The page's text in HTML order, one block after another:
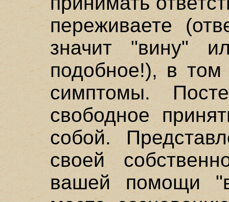
переживаете
значит "вину"
подобное!), в
симптомы.
свободное
собой.
своей
вашей помощи